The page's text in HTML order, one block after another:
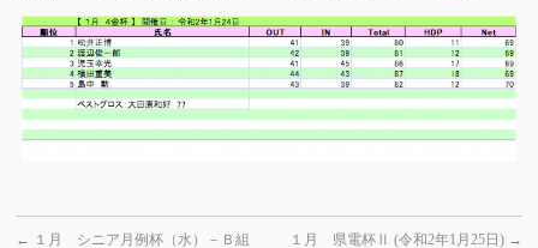
← １月 シニア月例杯（水）－Ｂ組
１月 県電杯Ⅱ (令和2年1月25日) →